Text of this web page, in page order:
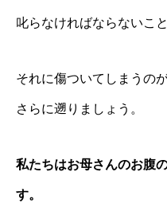
叱らなければならないこ
それに傷ついてしまうの
さらに遡りましょう。
私たちはお母さんのお腹
す。